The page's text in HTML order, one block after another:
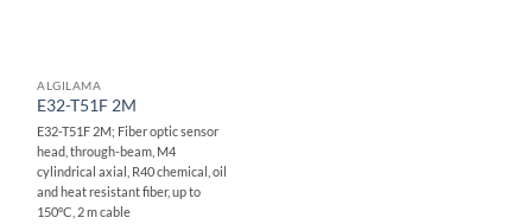
ALGILAMA
E32-T51F 2M
E32-T51F 2M; Fiber optic sensor
head, through-beam, M4
cylindrical axial, R40 chemical, oil
and heat resistant fiber, up to
150ºC, 2 m cable